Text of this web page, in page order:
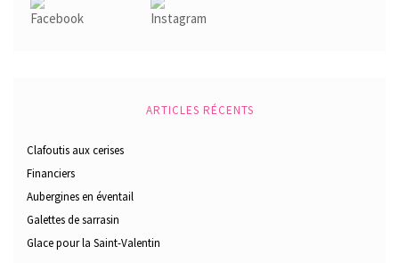
ARTICLES RÉCENTS
Clafoutis aux cerises
Financiers
Aubergines en éventail
Galettes de sarrasin
Glace pour la Saint-Valentin